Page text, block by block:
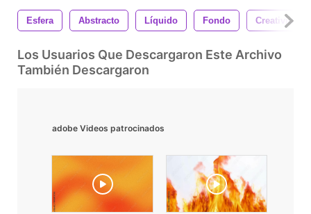
Esfera Abstracto Líquido Fondo Creatividad
Los Usuarios Que Descargaron Este Archivo
También Descargaron
adobe Videos patrocinados